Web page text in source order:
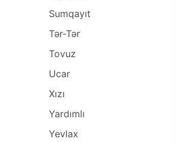
Sumqayıt
Tər-Tər
Tovuz
Ucar
Xızı
Yardımlı
Yevlax